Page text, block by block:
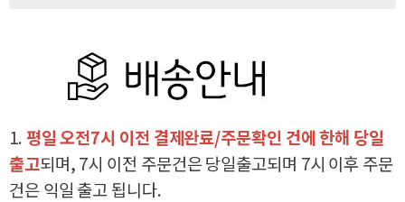
1. 평일 오전7시 이전 결제완료/주문확인 건에 한해 당일
출고되며, 7시 이전 주문건은 당일출고되며 7시 이후 주문
건은 익일 출고 됩니다.